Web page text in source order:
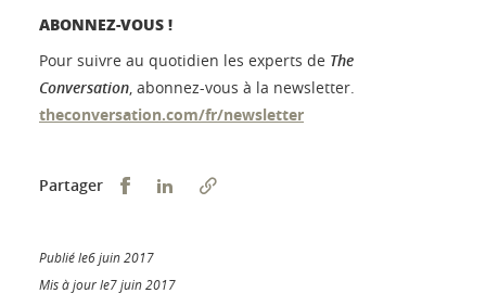
ABONNEZ-VOUS !
Pour suivre au quotidien les experts de The
Conversation, abonnez-vous à la newsletter.
theconversation.com/fr/newsletter
Partager Partager sur Facebook
Partager sur LinkedIn
Publié le6 juin 2017
Mis à jour le7 juin 2017